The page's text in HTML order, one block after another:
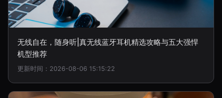
无线自在，随身听|真无线蓝牙耳机精选攻略与五大强悍
机型推荐
更新时间：2026-08-06 15:15:22